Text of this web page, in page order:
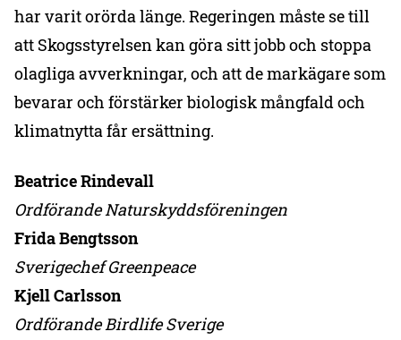
har varit orörda länge. Regeringen måste se till
att Skogsstyrelsen kan göra sitt jobb och stoppa
olagliga avverkningar, och att de markägare som
bevarar och förstärker biologisk mångfald och
klimatnytta får ersättning.
Beatrice Rindevall
Ordförande Naturskyddsföreningen
Frida Bengtsson
Sverigechef Greenpeace
Kjell Carlsson
Ordförande Birdlife Sverige